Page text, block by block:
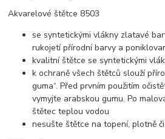
Akvarelové štětce 8503
se syntetickými vlákny zlatavé
rukojetí přírodní barvy a
kvalitní štětce se syntetickými
k ochraně všech štětců slouží
guma“. Před prvním použitím
vymyjte arabskou gumu. Po
štětec teplou vodou
nesušte štětce na topení, plotně